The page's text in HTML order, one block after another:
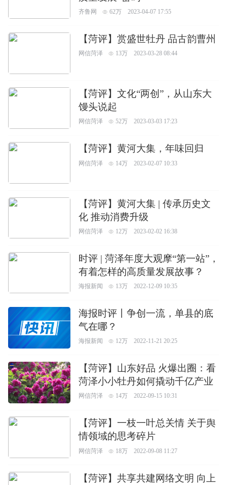
齐鲁网 62万 2023-04-07 17:55
【菏评】赏盛世牡丹 品古韵曹州
网信菏泽 13万 2023-03-28 08:44
【菏评】文化“两创”，从山东大
馒头说起
网信菏泽 52万 2023-03-03 17:23
【菏评】黄河大集，年味回归
网信菏泽 14万 2023-02-07 10:33
【菏评】黄河大集 | 传承历史文
化 推动消费升级
网信菏泽 12万 2023-02-02 16:38
时评 | 菏泽年度大观摩“第一站”，
有着怎样的高质量发展故事？
海报新闻 13万 2022-12-09 10:35
海报时评丨争创一流，单县的底
气在哪？
海报新闻 12万 2022-11-21 20:25
【菏评】山东好品 火爆出圈：看
菏泽小小牡丹如何撬动千亿产业
网信菏泽 14万 2022-09-15 10:31
【菏评】一枝一叶总关情 关于舆
情领域的思考碎片
网信菏泽 18万 2022-09-08 11:27
【菏评】共享共建网络文明 向上